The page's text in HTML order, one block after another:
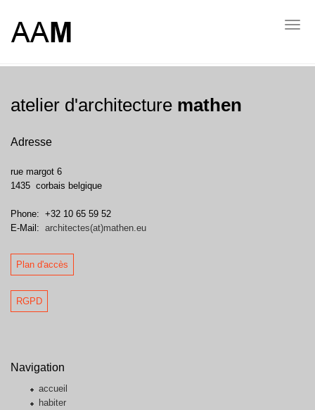
main
atelier d'architecture mathen
Adresse
rue margot 6
1435 corbais belgique
Phone: +32 10 65 59 52
E-Mail: architectes(at)mathen.eu
Plan d'accès
RGPD
Navigation
accueil
habiter